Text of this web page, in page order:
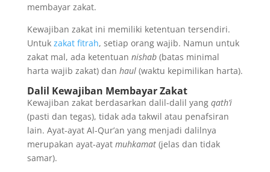
membayar zakat.
Kewajiban zakat ini memiliki ketentuan tersendiri.
Untuk zakat fitrah, setiap orang wajib. Namun untuk
zakat mal, ada ketentuan nishab(batas minimal
harta wajib zakat) dan haul(waktu kepimilikan harta).
Dalil Kewajiban Membayar Zakat
Kewajiban zakat berdasarkan dalil-dalil yang qath’i
(pasti dan tegas), tidak ada takwil atau penafsiran
lain. Ayat-ayat Al-Qur’an yang menjadi dalilnya
merupakan ayat-ayat muhkamat(jelas dan tidak
samar).